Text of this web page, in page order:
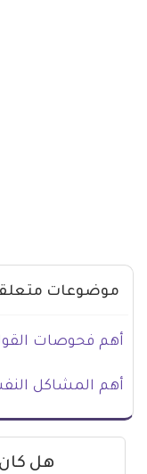
موضوعات
أهم فحوصات
أهم المشاكل
هل